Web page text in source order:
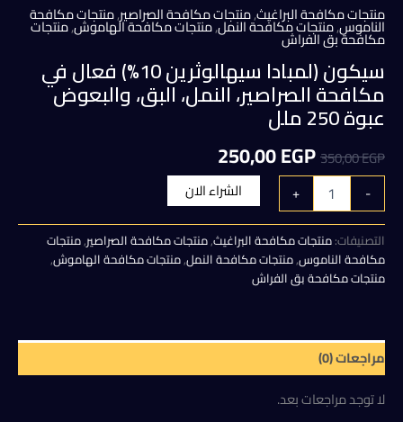
منتجات مكافحة البراغيث,منتجات مكافحة الصراصير,منتجات مكافحة
الناموس,منتجات مكافحة النمل,منتجات مكافحة الهاموش,منتجات
مكافحة بق الفراش
سيكون (لمبادا سيهالوثرين 10%) فعال في
مكافحة الصراصير، النمل، البق، والبعوض
عبوة 250 ملل
350,00EGP
السعر
الأصلي
هو:
350,00 EGP.
250,00EGP
الحالي
هو:
250,00 EGP.
-
كمية
سيكون
(لمبادا
سيهالوثرين
10%)
فعال
النمل،
البق،
والبعوض
عبوة
+ الشراء الان
التصنيفات:منتجات مكافحة البراغيث,منتجات مكافحة الصراصير,منتجات
مكافحة الناموس,منتجات مكافحة النمل,منتجات مكافحة الهاموش,
منتجات مكافحة بق الفراش
مراجعات (0)
لا توجد مراجعات بعد.